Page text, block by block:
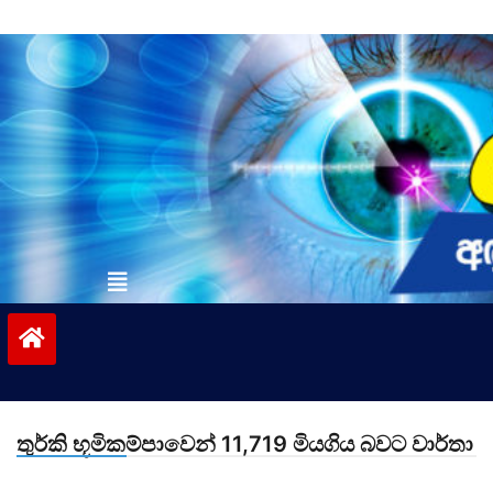
to
contentvinivida.lk
තුර්කි භූමිකම්පාවෙන් 11,719 මියගිය බවට වාර්තා